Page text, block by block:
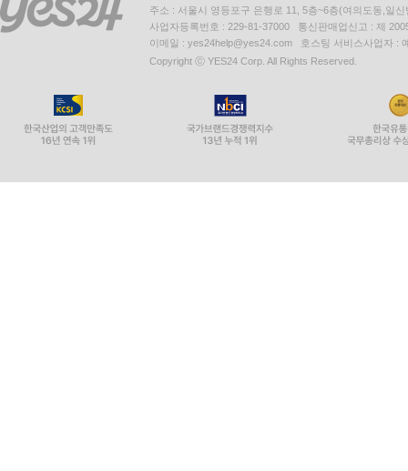
주소 : 서울시 영등포구 은행로 11, 5층~6층(여의도동,일신
사업자등록번호 : 229-81-37000 통신판매업신고 : 제
이메일 : yes24help@yes24.com 호스팅 서비스사업자 :
Copyright ⓒ YES24 Corp. All Rights Reserved.